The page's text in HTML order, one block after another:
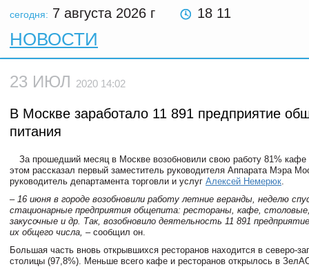
сегодня: 7 августа 2026 г 18 11
НОВОСТИ
23 ИЮЛ 2020 14:02
В Москве заработало 11 891 предприятие
питания
За прошедший месяц в Москве возобновили свою работу 81% кафе
этом рассказал первый заместитель руководителя Аппарата Мэра
руководитель департамента торговли и услуг Алексей Немерюк.
– 16 июня в городе возобновили работу летние веранды, неделю
стационарные предприятия общепита: рестораны, кафе,
закусочные и др. Так, возобновило деятельность 11 891
их общего числа, – сообщил он.
Большая часть вновь открывшихся ресторанов находится в северо-
столицы (97,8%). Меньше всего кафе и ресторанов открылось в